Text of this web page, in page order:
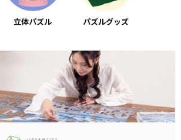
立体パズル パズルグッズ